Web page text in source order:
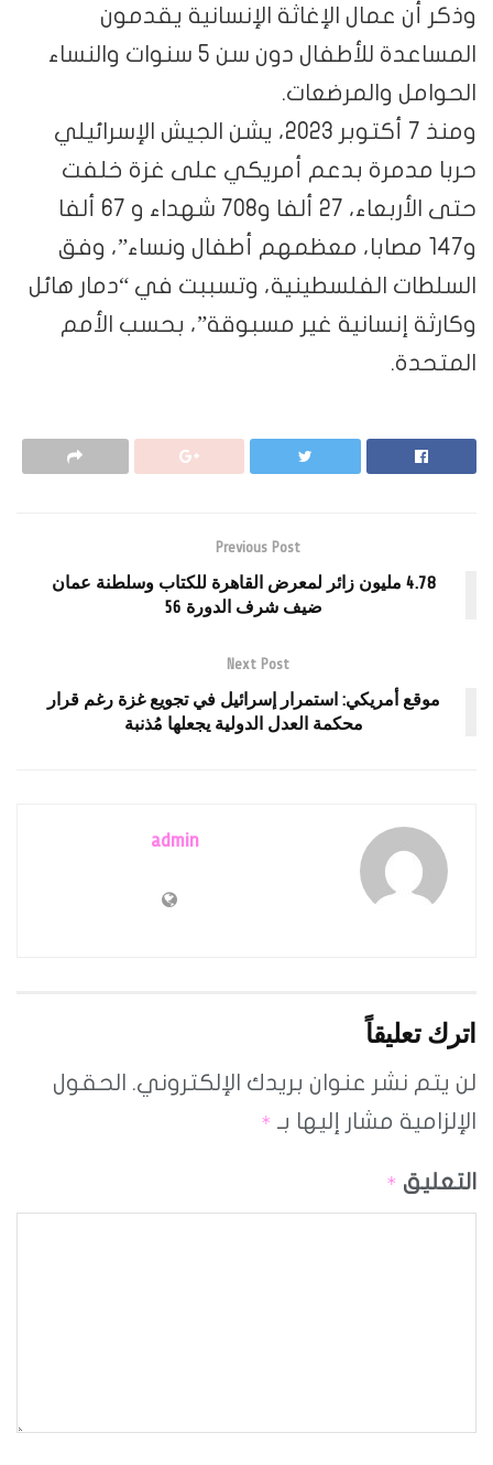
وذكر أن عمال الإغاثة الإنسانية يقدمون
المساعدة للأطفال دون سن 5 سنوات والنساء
الحوامل والمرضعات.
ومنذ 7 أكتوبر 2023، يشن الجيش الإسرائيلي
حربا مدمرة بدعم أمريكي على غزة خلفت
حتى الأربعاء، 27 ألفا و708 شهداء و 67 ألفا
و147 مصابا، معظمهم أطفال ونساء”، وفق
السلطات الفلسطينية، وتسببت في “دمار هائل
وكارثة إنسانية غير مسبوقة”، بحسب الأمم
المتحدة.
Previous Post
4.78 مليون زائر لمعرض القاهرة للكتاب وسلطنة عمان
ضيف شرف الدورة 56
Next Post
موقع أمريكي: استمرار إسرائيل في تجويع غزة رغم قرار
محكمة العدل الدولية يجعلها مُذنبة
admin
اترك تعليقاً
لن يتم نشر عنوان بريدك الإلكتروني. الحقول
الإلزامية مشار إليها بـ *
التعليق *